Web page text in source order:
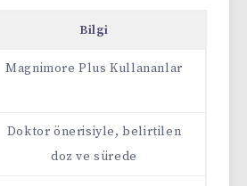
Bilgi
Magnimore Plus Kullananlar
Doktor önerisiyle, belirtilen
doz ve sürede